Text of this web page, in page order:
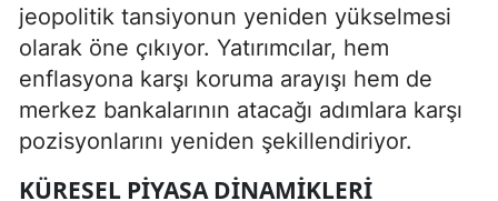
jeopolitik tansiyonun yeniden yükselmesi
olarak öne çıkıyor. Yatırımcılar, hem
enflasyona karşı koruma arayışı hem de
merkez bankalarının atacağı adımlara karşı
pozisyonlarını yeniden şekillendiriyor.
KÜRESEL PIYASA DINAMIKLERI